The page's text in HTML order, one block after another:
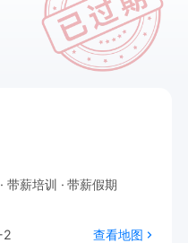
带薪培训
带薪假期
2
查看地图